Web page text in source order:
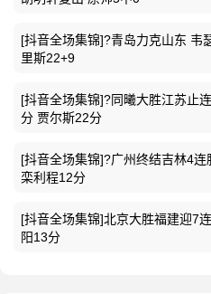
[抖音全场集锦]?青岛力克山东 韦
里斯22+9
[抖音全场集锦]?同曦大胜江苏止
分 贾尔斯22分
[抖音全场集锦]?广州终结吉林4
栾利程12分
[抖音全场集锦]北京大胜福建迎7
阳13分